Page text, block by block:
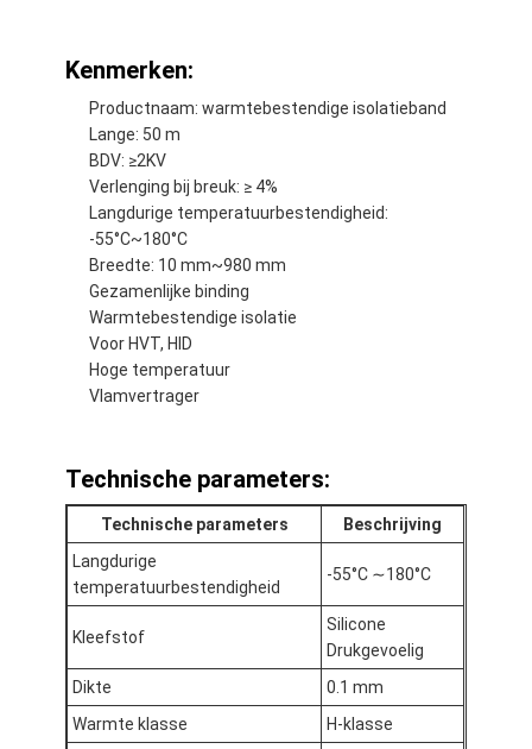
Huis
Producten
Ongeveer ons
Fabrieksreis
Contacteer ons
Zelfklevende Isolatieband
Hittebestendige Isolatieband
De Plakband van de glasdoek
Kenmerken:
Productnaam: warmtebestendige isolatieband
Lange: 50 m
BDV: ≥2KV
Verlenging bij breuk: ≥ 4%
Langdurige temperatuurbestendigheid:
-55°C~180°C
Breedte: 10 mm~980 mm
Gezamenlijke binding
Warmtebestendige isolatie
Voor HVT, HID
Hoge temperatuur
Vlamvertrager
Technische parameters:
Technische parameters
Beschrijving
Langdurige
temperatuurbestendigheid
-55°C ∼180°C
Kleefstof
Silicone
Drukgevoelig
Dikte
0.1 mm
Warmte klasse
H-klasse